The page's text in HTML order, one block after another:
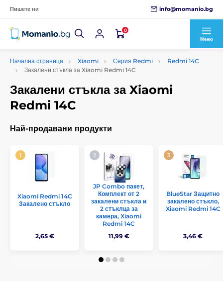
Пишете ни info@momanio.bg
0
Меню
Начална страница Xiaomi Серия Redmi
Redmi 14C
Закалени стъкла за Xiaomi Redmi 14C
Закалени стъкла за Xiaomi
Redmi 14C
Най-продавани продукти
Xiaomi Redmi 14C
Закалено стъкло
2,65 €
JP Combo пакет,
Комплект от 2
закалени стъкла и
2 стъклца за
камера, Xiaomi
Redmi 14C
11,99 €
BlueStar Защитно
закалено стъкло,
Xiaomi Redmi 14C
3,46 €